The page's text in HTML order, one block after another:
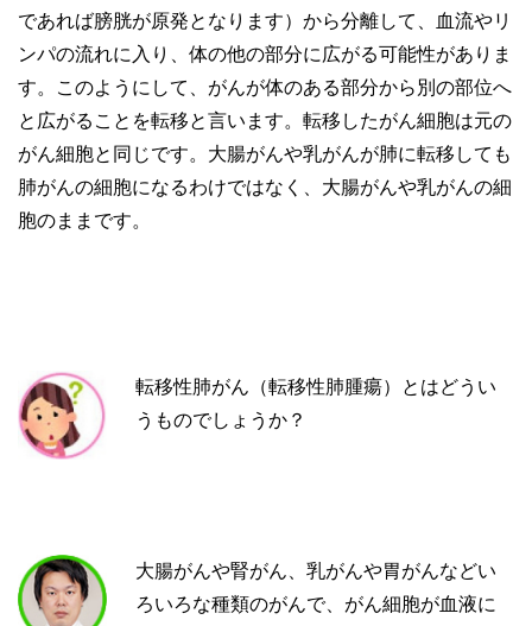
であれば膀胱が原発となります）から分離して、血流やリ
ンパの流れに入り、体の他の部分に広がる可能性がありま
す。このようにして、がんが体のある部分から別の部位へ
と広がることを転移と言います。転移したがん細胞は元の
がん細胞と同じです。大腸がんや乳がんが肺に転移しても
肺がんの細胞になるわけではなく、大腸がんや乳がんの細
胞のままです。
転移性肺がん（転移性肺腫瘍）とはどうい
うものでしょうか？
大腸がんや腎がん、乳がんや胃がんなどい
ろいろな種類のがんで、がん細胞が血液に